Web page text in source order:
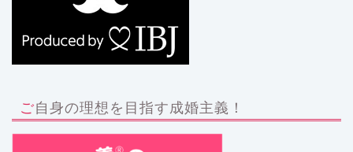
ご自身の理想を目指す成婚主義！